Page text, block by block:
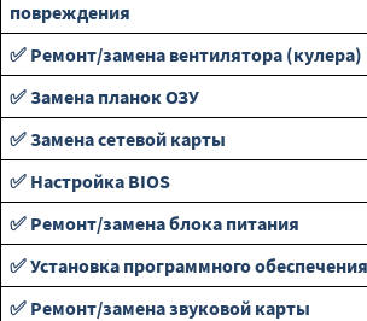
повреждения
✅ Ремонт/замена вентилятора (кулера)
✅ Замена планок ОЗУ
✅ Замена сетевой карты
✅ Настройка BIOS
✅ Ремонт/замена блока питания
✅ Установка программного обеспечения
✅ Ремонт/замена звуковой карты